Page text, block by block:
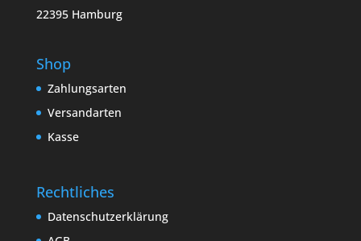
22395 Hamburg
Shop
Zahlungsarten
Versandarten
Kasse
Rechtliches
Datenschutzerklärung